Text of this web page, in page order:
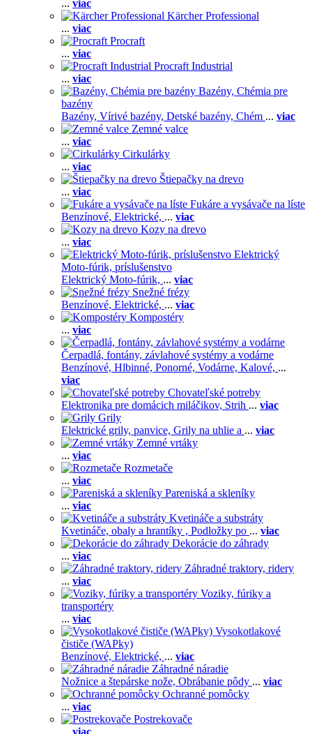
... viac
Kärcher Professional
... viac
Procraft
... viac
Procraft Industrial
... viac
Bazény, Chémia pre
bazény
Bazény, Vírivé bazény, Detské bazény, Chém ... viac
Zemné valce
... viac
Cirkulárky
... viac
Štiepačky na drevo
... viac
Fukáre a vysávače na líste
Benzínové, Elektrické, ... viac
Kozy na drevo
... viac
Elektrický
Moto-fúrik, príslušenstvo
Elektrický Moto-fúrik, ... viac
Snežné frézy
Benzínové, Elektrické, ... viac
Kompostéry
... viac
Čerpadlá, fontány, závlahové systémy a vodárne
Benzínové, Hlbinné, Ponorné, Vodárne, Kalové, ...
viac
Chovateľské potreby
Elektronika pre domácich miláčikov, Strih ... viac
Grily
Elektrické grily, panvice, Grily na uhlie a ... viac
Zemné vrtáky
... viac
Rozmetače
... viac
Pareniská a skleníky
... viac
Kvetináče a substráty
Kvetináče, obaly a hrantíky , Podložky po ... viac
Dekorácie do záhrady
... viac
Záhradné traktory, ridery
... viac
Voziky, fúriky a
transportéry
... viac
Vysokotlakové
čističe (WAPky)
Benzínové, Elektrické, ... viac
Záhradné náradie
Nožnice a štepárske nože, Obrábanie pôdy ... viac
Ochranné pomôcky
... viac
Postrekovače
... viac